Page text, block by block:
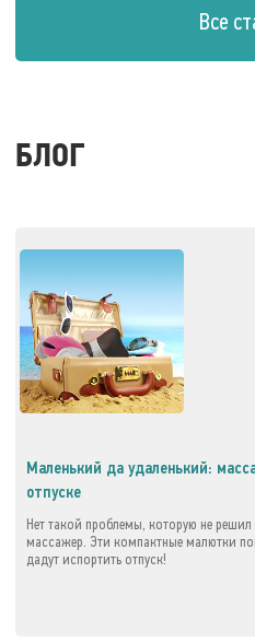
Все
БЛОГ
Маленький да удаленький:
отпуске
Нет такой проблемы, которую не
массажер. Эти компактные малютки
дадут испортить отпуск!